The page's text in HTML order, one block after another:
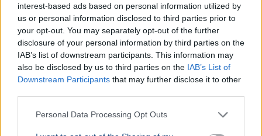
interest-based ads based on personal information utilized by
us or personal information disclosed to third parties prior to
your opt-out. You may separately opt-out of the further
disclosure of your personal information by third parties on the
IAB’s list of downstream participants. This information may
also be disclosed by us to third parties on the IAB’s List of
Downstream Participants that may further disclose it to other
Personal Data Processing Opt Outs
TV2
Augusztus 3-tól TV2 Híradó néven, új műsorvezetőkkel
és megújult arculattal jelentkezik a csatorna hírműsora
a Tények helyett.Bővebben...
2026. augusztus 2.